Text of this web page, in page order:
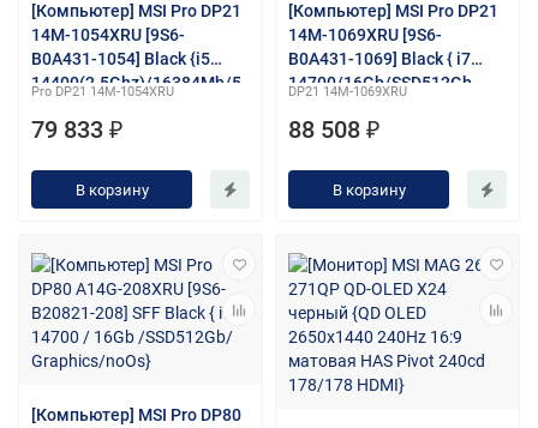
[Компьютер] MSI Pro DP21
14M-1054XRU [9S6-
B0A431-1054] Black {i5
14400(2.5Ghz)/16384Mb/5
730/noOS}
Pro DP21 14M-1054XRU
79 833 ₽
В корзину
[Компьютер] MSI Pro DP21
14M-1069XRU [9S6-
B0A431-1069] Black { i7
14700/16Gb/SSD512Gb
DP21 14M-1069XRU
88 508 ₽
В корзину
[Компьютер] MSI Pro DP80